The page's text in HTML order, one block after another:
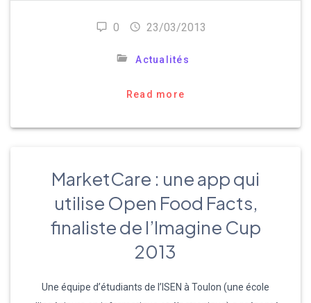
0 23/03/2013
Actualités
Read more
MarketCare : une app qui
utilise Open Food Facts,
finaliste de l’Imagine Cup
2013
Une équipe d’étudiants de l’ISEN à Toulon (une école